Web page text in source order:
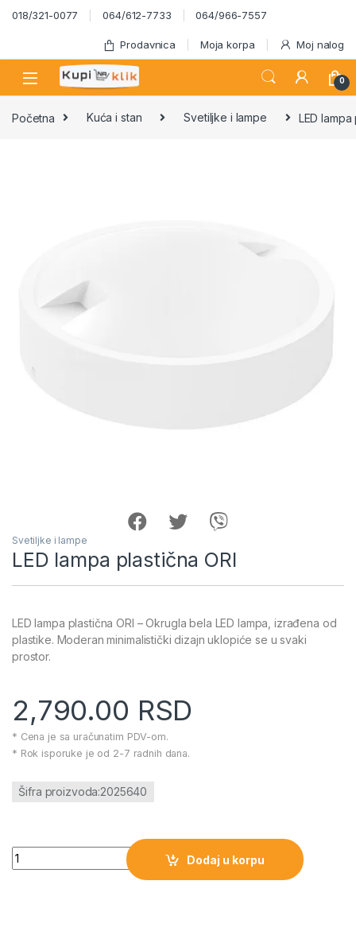
Skip to navigation
Skip to content
018/321-0077 064/612-7733 064/966-7557
Prodavnica Moja korpa Moj nalog
0
Početna Kuća i stan Svetiljke i lampe LED lampa
Svetiljke i lampe
LED lampa plastična ORI
LED lampa plastična ORI – Okrugla bela LED lampa, izrađena od
plastike. Moderan minimalistički dizajn uklopiće se u svaki
prostor.
2,790.00 RSD
* Cena je sa uračunatim PDV-om.
* Rok isporuke je od 2-7 radnih dana.
Šifra proizvoda:2025640
LED lampa plastična ORI količina
Dodaj u korpu